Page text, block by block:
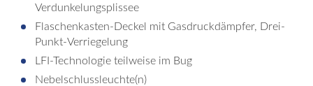
Verdunkelungsplissee
Flaschenkasten-Deckel mit Gasdruckdämpfer, Drei-
Punkt-Verriegelung
LFI-Technologie teilweise im Bug
Nebelschlussleuchte(n)